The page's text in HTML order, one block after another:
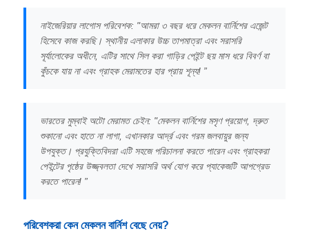
নাইজেরিয়ার লাগোস পরিবেশক: "আমরা ৩ বছর ধরে মেকলন বার্নিশের এজেন্ট
হিসেবে কাজ করছি। স্থানীয় এলাকার উচ্চ তাপমাত্রা এবং সরাসরি
সূর্যালোকের অধীনে, এটির সাথে সিল করা গাড়ির পেইন্ট ছয় মাস ধরে বিবর্ণ বা
কুঁচকে যায় না এবং গ্রাহক মেরামতের হার প্রায় শূন্য! ”
ভারতের মুম্বাই অটো মেরামত চেইন: "মেকলন বার্নিশের মসৃণ প্রয়োগ, দ্রুত
শুকানো এবং হাতে না লাগা, এখানকার আর্দ্র এবং গরম জলবায়ুর জন্য
উপযুক্ত। প্রযুক্তিবিদরা এটি সহজে পরিচালনা করতে পারেন এবং গ্রাহকরা
পেইন্টের পৃষ্ঠের উজ্জ্বলতা দেখে সরাসরি অর্থ যোগ করে প্যাকেজটি আপগ্রেড
করতে পারেন! ”
পরিবেশকরা কেন মেকলন বার্নিশ বেছে নেয়?​​